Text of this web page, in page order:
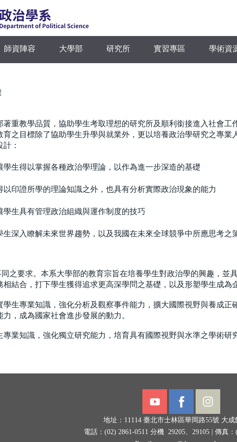
師資陣容 大學部 研究所 實習專區 學術資
重教學品質，協助學生考取理想的研究所及順利銜接進入社會
之目標除了協助學生升學與就業外，更以培養政治學研究之專業
：
生得以掌握各種政治學理論，以作為進一步深造的基礎
印證所學的理論知識之外，也具有分析實際政治現象的能力
生具有管理政治組織與運作制度的技巧
深入瞭解未來世界趨勢，以及我國在未來全球競爭中所應思考之
要求。本系大學部的教育宗旨在培養學生對政治學的興趣，並
結合，打下學生獲得追求更高深學問之基礎，以及形塑學生成為
生專業知識，強化分析及觀察事件能力，擴大國際視野與養成
，成為國家社會進步發展的動力。
業知識，強化獨立研究能力，培育具有國際視野與水準之學術研
地址：11114 臺北市士林區華岡路55號 大成
電話：(02) 2861-0511 分機 29205、29105 | 傳真：